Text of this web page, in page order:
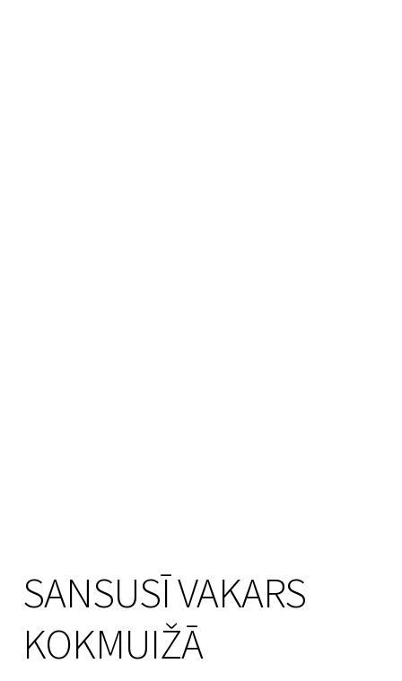
SANSUSĪ VAKARS
KOKMUIŽĀ